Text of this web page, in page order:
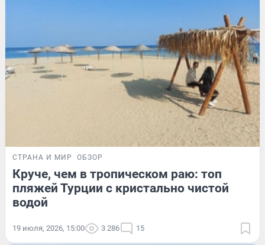
СТРАНА И МИР ОБЗОР
Круче, чем в тропическом раю: топ
пляжей Турции с кристально чистой
водой
19 июля, 2026, 15:00 3 286 15